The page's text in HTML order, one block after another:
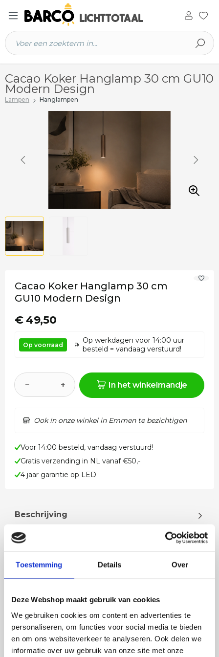
Toestemming Details Over
Deze Webshop maakt gebruik van cookies
We gebruiken cookies om content en advertenties te
personaliseren, om functies voor social media te bieden
en om ons websiteverkeer te analyseren. Ook delen we
informatie over uw gebruik van onze site met onze
hoofdinhoud
Cacao Koker Hanglamp 30 cm GU10
Modern Design
Lampen Hanglampen
Cacao Koker Hanglamp 30 cm
GU10 Modern Design
€ 49,50
Op voorraad
Op werkdagen voor 14:00 uur
besteld = vandaag verstuurd!
− + In het winkelmandje
Ook in onze winkel in Emmen te bezichtigen
Voor 14:00 besteld, vandaag verstuurd!
Gratis verzending in NL vanaf €50,-
4 jaar garantie op LED
Beschrijving
Cacao koker hanglamp met GU10 fitting Deze
koker hanglamp in de kleur cacao is een moderne
Rian
Anne